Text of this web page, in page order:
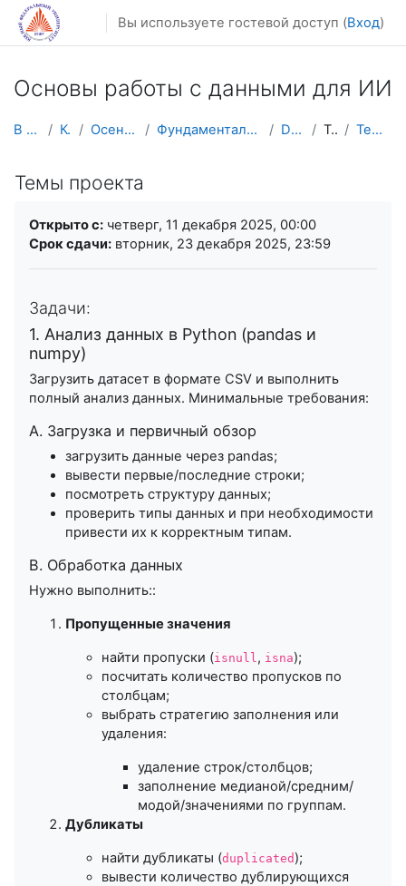
Перейти к основному содержанию
Вы используете гостевой доступ (Вход)
Основы работы с данными для ИИ
В начало Курсы Осенний семестр Фундаментальная информатика и ИТ DataSc101 Тема 4 Темы проекта
Темы проекта
Открыто с: четверг, 11 декабря 2025, 00:00
Срок сдачи: вторник, 23 декабря 2025, 23:59
Задачи:
1. Анализ данных в Python (pandas и
numpy)
Загрузить датасет в формате CSV и выполнить
полный анализ данных. Минимальные требования:
A. Загрузка и первичный обзор
загрузить данные через pandas;
вывести первые/последние строки;
посмотреть структуру данных;
проверить типы данных и при необходимости
привести их к корректным типам.
B. Обработка данных
Нужно выполнить::
Пропущенные значения
найти пропуски (isnull , isna);
посчитать количество пропусков по
столбцам;
выбрать стратегию заполнения или
удаления:
удаление строк/столбцов;
заполнение медианой/средним/
модой/значениями по группам.
Дубликаты
найти дубликаты (duplicated );
вывести количество дублирующихся